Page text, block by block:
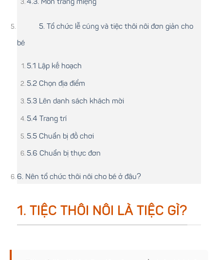
4.3. Món tráng miệng
5. Tổ chức lễ cúng và tiệc thôi nôi đơn giản cho
bé
5.1 Lập kế hoạch
5.2 Chọn địa điểm
5.3 Lên danh sách khách mời
5.4 Trang trí
5.5 Chuẩn bị đồ chơi
5.6 Chuẩn bị thực đơn
6. Nên tổ chức thôi nôi cho bé ở đâu?
1. TIỆC THÔI NÔI LÀ TIỆC GÌ?